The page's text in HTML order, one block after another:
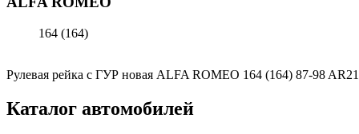
164 (164)
Рулевая рейка с ГУР новая ALFA ROMEO 164 (164) 87-98
Каталог автомобилей